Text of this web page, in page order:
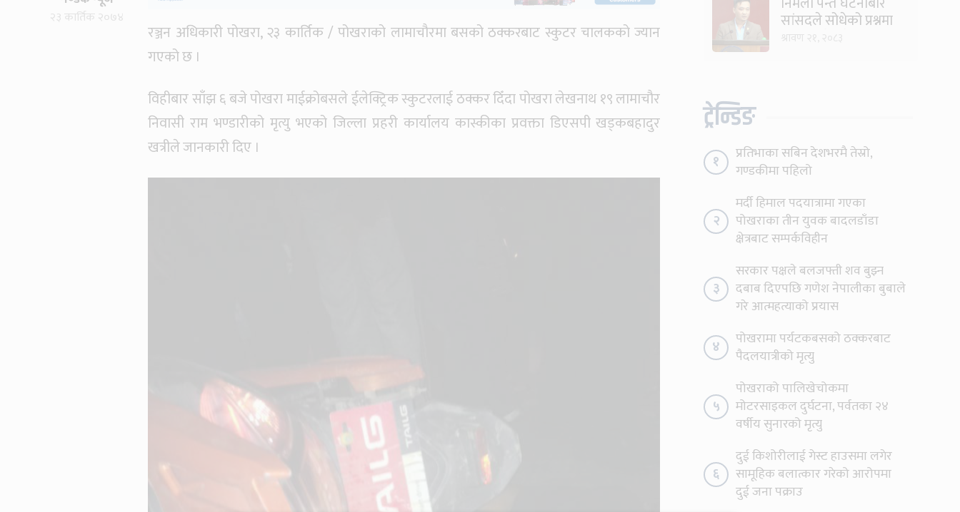
२३ कार्तिक २०७४
रञ्जन अधिकारी पोखरा, २३ कार्तिक / पोखराको लामाचौरमा बसको ठक्करबाट स्कुटर चालकको ज्यान
गएको छ ।
विहीबार साँझ ६ बजे पोखरा माईक्रोबसले ईलेक्ट्रिक स्कुटरलाई ठक्कर दिँदा पोखरा लेखनाथ १९ लामाचौर
निवासी राम भण्डारीको मृत्यु भएको जिल्ला प्रहरी कार्यालय कास्कीका प्रवक्ता डिएसपी खड्कबहादुर
खत्रीले जानकारी दिए ।
सांसदले सोधेको प्रश्नमा
ट्रेन्डिङ
१
प्रतिभाका सबिन देशभरमै तेस्रो,
गण्डकीमा पहिलो
२
मर्दी हिमाल पदयात्रामा गएका
पोखराका तीन युवक बादलडाँडा
क्षेत्रबाट सम्पर्कविहीन
३
सरकार पक्षले बलजफ्ती शव बुझ्न
दबाब दिएपछि गणेश नेपालीका बुबाले
गरे आत्महत्याको प्रयास
४
पोखरामा पर्यटकबसको ठक्करबाट
पैदलयात्रीको मृत्यु
५
पोखराको पालिखेचोकमा
मोटरसाइकल दुर्घटना, पर्वतका २४
वर्षीय सुनारको मृत्यु
६
दुई किशोरीलाई गेस्ट हाउसमा लगेर
सामूहिक बलात्कार गरेको आरोपमा
दुई जना पक्राउ